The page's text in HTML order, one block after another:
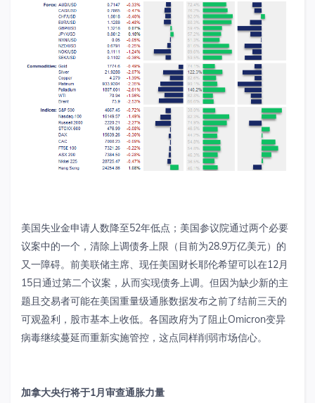
美国失业金申请人数降至52年低点；美国参议院通过两个必要
议案中的一个，清除上调债务上限（目前为28.9万亿美元）的
又一障碍。前美联储主席、现任美国财长耶伦希望可以在12月
15日通过第二个议案，从而实现债务上调。但因为缺少新的主
题且交易者可能在美国重量级通胀数据发布之前了结前三天的
可观盈利，股市基本上收低。各国政府为了阻止Omicron变异
病毒继续蔓延而重新实施管控，这点同样削弱市场信心。
加拿大央行将于1月审查通胀力量